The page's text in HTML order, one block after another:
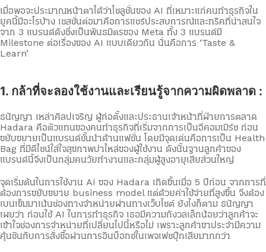
เมื่อพอจะประมาณหน้าตาได้ว่าโซลูชั่นของ AI ที่เหมาะแก่คนทำธุรกิจใน
ยุคนี้มีอะไรบ้าง เซสชั่นต่อมาคือการแชร์ประสบการณ์และทริคที่น่าสนใจ
จาก 3 แบรนด์ดังซึ่งเป็นพันธมิตรของ Meta ทั้ง 3 แบรนด์มี
Milestone ต่อเรื่องของ AI แบบเดียวกัน นั่นคือการ ‘Taste &
Learn’
1. กล้าที่จะลองใช้งานและเรียนรู้จากความผิดพลาด :
ธนัญญา เหล่าศิลปเจริญ ผู้ก่อตั้งและประธานเจ้าหน้าที่ฝ่ายการตลาด
Hadara คือตัวแทนของคนทำธุรกิจที่เริ่มจากการเป็นอีคอมเมิร์ซ ก่อน
ขยับขยายเป็นแบรนด์ชั้นนำด้านแฟชั่น โดยมีจุดเด่นคือการเป็น Health
Bag ที่มีดีไซน์ใส่ใจสุขภาพบ่าไหล่ของผู้ใช้งาน ดังนั้นฐานลูกค้าของ
แบรนด์นี้จึงเป็นกลุ่มคนวัยทำงานและกลุ่มผู้สูงอายุเสียส่วนใหญ่
จุดเริ่มต้นในการใช้งาน AI ของ Hadara เกิดขึ้นเมื่อ 5 ปีก่อน จากการที่
ต้องการขยับขยาย business model แต่ด้วยค่าใช้จ่ายที่สูงขึ้น จึงต้อง
เบนเข็มมาเน้นช่องทางจำหน่ายผ่านทางเว็บไซต์ ยังไงก็ตาม ธนัญญา
เผยว่า ก่อนใช้ AI ในการทำธุรกิจ เธอมีความกังวลเล็กน้อยว่าลูกค้าจะ
เข้าใจช่องการจำหน่ายที่เปลี่ยนไปนี้หรือไม่ เพราะลูกค้าขาประจำมีความ
คุ้นชินกับการสั่งซื้อผ่านการอินบ็อกซ์ในเพจเฟซบุ๊กเสียมากกว่า